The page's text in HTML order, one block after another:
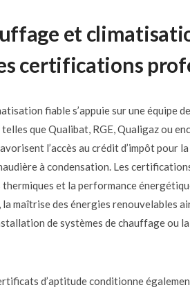
et
certifications
fiable s’appuie sur une équipe
que Qualibat, RGE, Qualigaz ou
l’accès au crédit d’impôt pour
à condensation. Les
et la performance
maîtrise des énergies renouvelables
de systèmes de chauffage ou
d’aptitude conditionne